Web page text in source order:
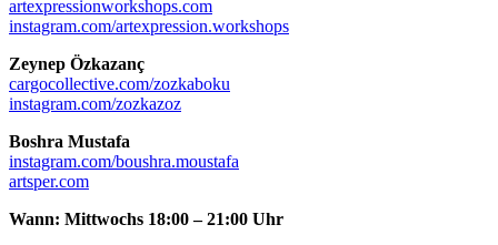
artexpressionworkshops.com
instagram.com/artexpression.workshops
Zeynep Özkazanç
cargocollective.com/zozkaboku
instagram.com/zozkazoz
Boshra Mustafa
instagram.com/boushra.moustafa
artsper.com
Wann: Mittwochs 18:00 – 21:00 Uhr